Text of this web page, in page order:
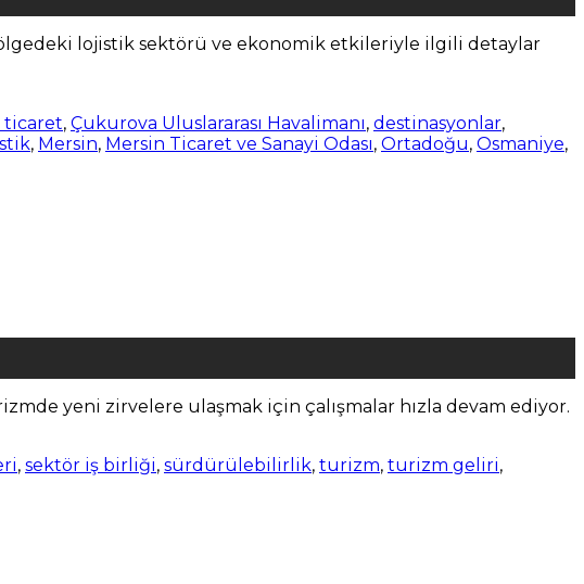
lojistik sektörü ve ekonomik etkileriyle ilgili detaylar
ticaret, Çukurova Uluslararası Havalimanı, destinasyonlar,
, Mersin, Mersin Ticaret ve Sanayi Odası, Ortadoğu, Osmaniye,
yeni zirvelere ulaşmak için çalışmalar hızla devam ediyor.
, sektör iş birliği, sürdürülebilirlik, turizm, turizm geliri,